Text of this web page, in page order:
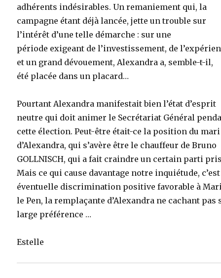
adhérents indésirables. Un remaniement qui, la
campagne étant déjà lancée, jette un trouble sur
l’intérêt d’une telle démarche : sur une
période exigeant de l’investissement, de
et un grand dévouement, Alexandra a, semble-t-il,
été placée dans un placard…
Pourtant Alexandra manifestait bien l’état d’esprit
neutre qui doit animer le Secrétariat Général
cette élection. Peut-être était-ce la position du mari
d’Alexandra, qui s’avère être le chauffeur de Bruno
GOLLNISCH, qui a fait craindre un certain parti
Mais ce qui cause davantage notre inquiétude,
éventuelle discrimination positive favorable à
le Pen, la remplaçante d’Alexandra ne cachant pas
large préférence …
Estelle